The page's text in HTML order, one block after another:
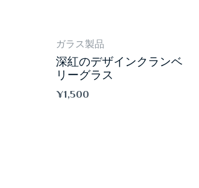
ガラス製品
深紅のデザインクランベ
リーグラス
¥1,500